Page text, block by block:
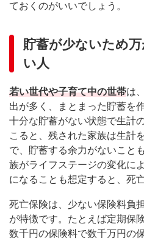
ておくのがいいでしょう。
貯蓄が少ないため
い人
若い世代や子育て中の世帯は
出が多く、まとまった貯蓄を
十分な貯蓄がない状態で生計
こると、残された家族は生計
で、貯蓄する余力がないこと
族がライフステージの変化に
になることも想定すると、死
死亡保険は、少ない保険料負
が特徴です。たとえば定期保
数千円の保険料で数千万円の